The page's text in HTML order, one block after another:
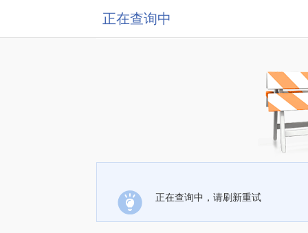
正在查询中
正在查询中，请刷新重试